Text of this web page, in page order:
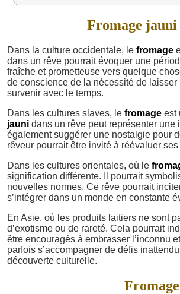
Fromage jauni
Dans la culture occidentale, le fromage
dans un rêve pourrait évoquer une
fraîche et prometteuse vers quelque
de conscience de la nécessité de
survenir avec le temps.
Dans les cultures slaves, le fromage est
jauni dans un rêve peut représenter
également suggérer une nostalgie pour
rêveur pourrait être invité à réévaluer
Dans les cultures orientales, où le
signification différente. Il pourrait
nouvelles normes. Ce rêve pourrait
s’intégrer dans un monde en constante
En Asie, où les produits laitiers ne sont
d’exotisme ou de rareté. Cela pourrait
être encouragés à embrasser l’inconnu
parfois s’accompagner de défis
découverte culturelle.